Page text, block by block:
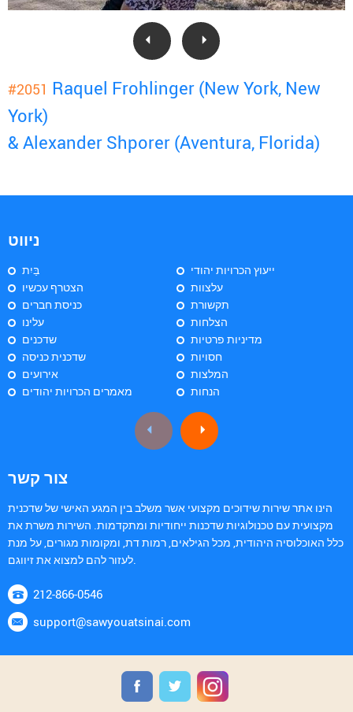
#2051 Raquel Frohlinger (New York, New
York)
& Alexander Shporer (Aventura, Florida)
ניווט
בַּיִת
הצטרף עכשיו
כניסת חברים
עלינו
שדכנים
שדכנית כניסה
אירועים
מאמרים הכרויות יהודים
ייעוץ הכרויות יהודי
עלצוות
תקשורת
הצלחות
מדיניות פרטיות
חסויות
המלצות
הנחות
צור קשר
הינו אתר שירות שידוכים מקצועי אשר משלב בין המגע האישי של שדכנית
מקצועית עם טכנולוגיות שדכנות ייחודיות ומתקדמות. השירות משרת את
כלל האוכלוסיה היהודית, מכל הגילאים, רמות דת, ומקומות מגורים, על מנת
212-866-0546
support@sawyouatsinai.com